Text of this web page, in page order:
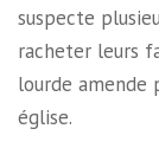
suspecte
racheter leurs
lourde
église.